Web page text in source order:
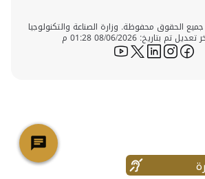
حقوق الطبع © 2025 جميع الحقوق محفوظة. وزارة الصناعة والتكنولوجيا
تم بتاريخ: 08/06/2026 01:28 م
icon-facebook
icon-instagram
icon-linkedin
icon-twitter
icon-youtube